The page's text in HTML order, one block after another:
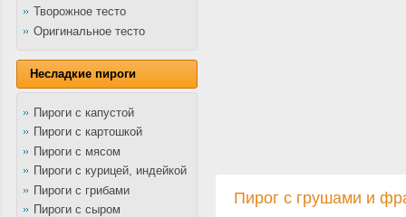
Творожное тесто
Оригинальное тесто
Несладкие пироги
Пироги с капустой
Пироги с картошкой
Пироги с мясом
Пироги с курицей, индейкой
Пироги с грибами
Пироги с сыром
Пирог с грушами и